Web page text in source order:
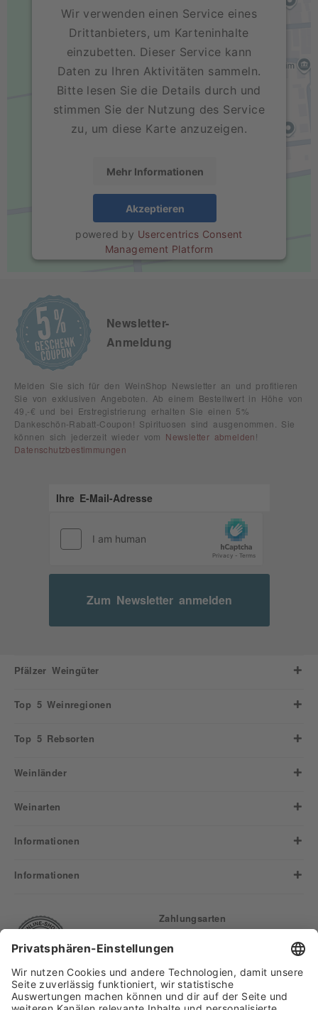
Wir verwenden einen Service eines
Drittanbieters, um Karteninhalte
einzubetten. Dieser Service kann
Daten zu Ihren Aktivitäten sammeln.
Bitte lesen Sie die Details durch und
stimmen Sie der Nutzung des Service
zu, um diese Karte anzuzeigen.
Mehr Informationen
Akzeptieren
powered by Usercentrics Consent
Management Platform
Newsletter-
Anmeldung
Melden Sie sich für den WeinShop Newsletter an und profitieren
Sie von exklusiven Angeboten. Ab einem Bestellwert in Höhe von
49,-€ und bei Erstregistrierung erhalten Sie einen 5%
Dankeschön-Rabatt-Coupon! Spirituosen sind ausgenommen. Sie
können sich jederzeit wieder vom Newsletter abmelden !
Datenschutzbestimmungen
Zum Newsletter anmelden
Pfälzer Weingüter
Top 5 Weinregionen
Top 5 Rebsorten
Weinländer
Weinarten
Informationen
Informationen
Zahlungsarten